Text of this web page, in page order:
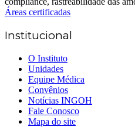
Áreas certificadas
Institucional
O Instituto
Unidades
Equipe Médica
Convênios
Notícias INGOH
Fale Conosco
Mapa do site